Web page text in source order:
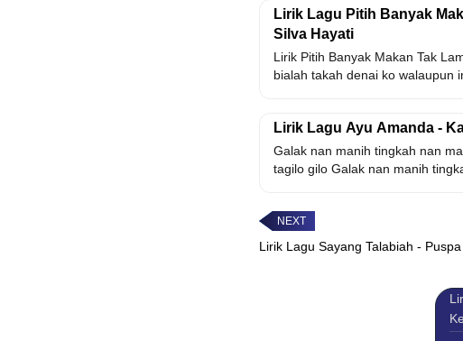
Lirik Lagu Pitih Banyak
Silva Hayati
Lirik Pitih Banyak Makan Tak
bialah takah denai ko walaupun
Lirik Lagu Ayu Amanda -
Galak nan manih tingkah nan
tagilo gilo Galak nan manih
Lirik Lagu Sayang Talabiah -